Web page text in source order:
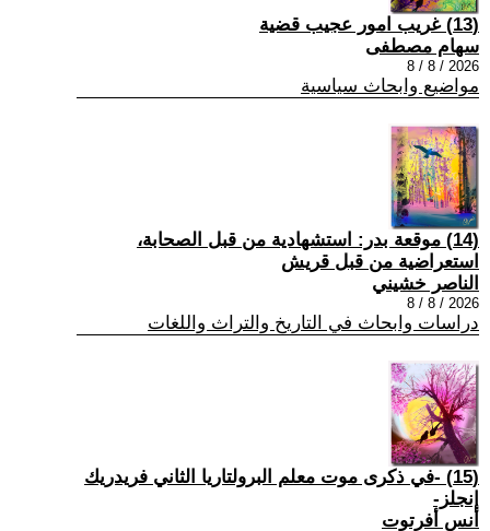
(13) غريب امور عجيب قضية
سهام مصطفى
2026 / 8 / 8
مواضيع وابحاث سياسية
(14) موقعة بدر: استشهادية من قبل الصحابة،
استعراضية من قبل قريش
الناصر خشيني
2026 / 8 / 8
دراسات وابحاث في التاريخ والتراث واللغات
(15) -في ذكرى موت معلم البرولتاريا الثاني فريدريك
إنجلز-
أنس أفرتوت